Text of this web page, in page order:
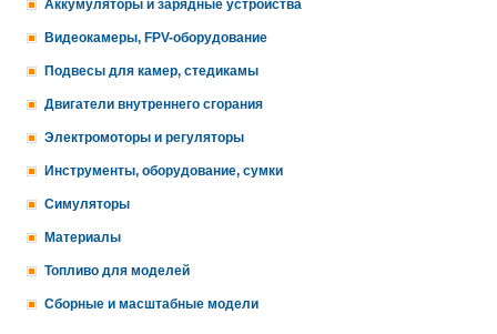
Аккумуляторы и зарядные устройства
Видеокамеры, FPV-оборудование
Подвесы для камер, стедикамы
Двигатели внутреннего сгорания
Электромоторы и регуляторы
Инструменты, оборудование, сумки
Симуляторы
Материалы
Топливо для моделей
Сборные и масштабные модели